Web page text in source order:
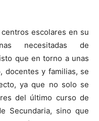
escolares en su
necesitadas de
que en torno a unas
docentes y familias, se
ya que no solo se
del último curso de
Secundaria, sino que